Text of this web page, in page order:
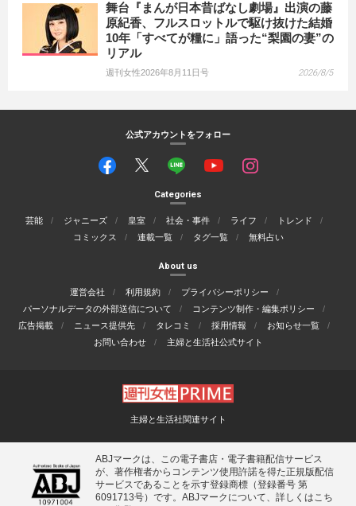
舞台『まんが日本昔ばなし劇場』出演の藤
原紀香、フルスロットルで駆け抜けた結婚
10年「すべてが糧に」語った“梨園の妻”の
リアル
週刊女性2026年8月11日号 2026/8/5
公式アカウントをフォロー
Categories
芸能 ジャニーズ 皇室 社会・事件 ライフ
トレンド
コミックス
連載一覧 タグ一覧 無料占い
About us
運営会社 利用規約
プライバシーポリシー
パーソナルデータの外部送信について
コンテンツ制作・編集ポリシー
広告掲載
ニュース提供先 タレコミ 採用情報
お知らせ一覧
お問い合わせ
主婦と生活社公式サイト
主婦と生活社関連サイト
ABJマークは、この電子書店・電子書籍配信サービス
が、著作権者からコンテンツ使用許諾を得た正規版配信
サービスであることを示す登録商標（登録番号 第
6091713号）です。ABJマークについて、詳しくはこち